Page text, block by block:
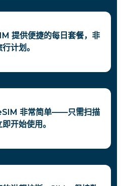
提供便捷的每日套餐，非
计划。
非常简单——只需扫描
开始使用。